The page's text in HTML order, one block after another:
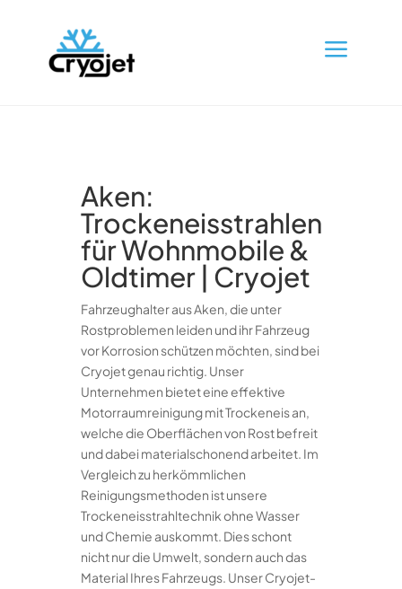
a
Aken:
Trockeneisstrahlen
für Wohnmobile &
Oldtimer | Cryojet
Fahrzeughalter aus Aken, die unter
Rostproblemen leiden und ihr Fahrzeug
vor Korrosion schützen möchten, sind bei
Cryojet genau richtig. Unser
Unternehmen bietet eine effektive
Motorraumreinigung mit Trockeneis an,
welche die Oberflächen von Rost befreit
und dabei materialschonend arbeitet. Im
Vergleich zu herkömmlichen
Reinigungsmethoden ist unsere
Trockeneisstrahltechnik ohne Wasser
und Chemie auskommt. Dies schont
nicht nur die Umwelt, sondern auch das
Material Ihres Fahrzeugs. Unser Cryojet-